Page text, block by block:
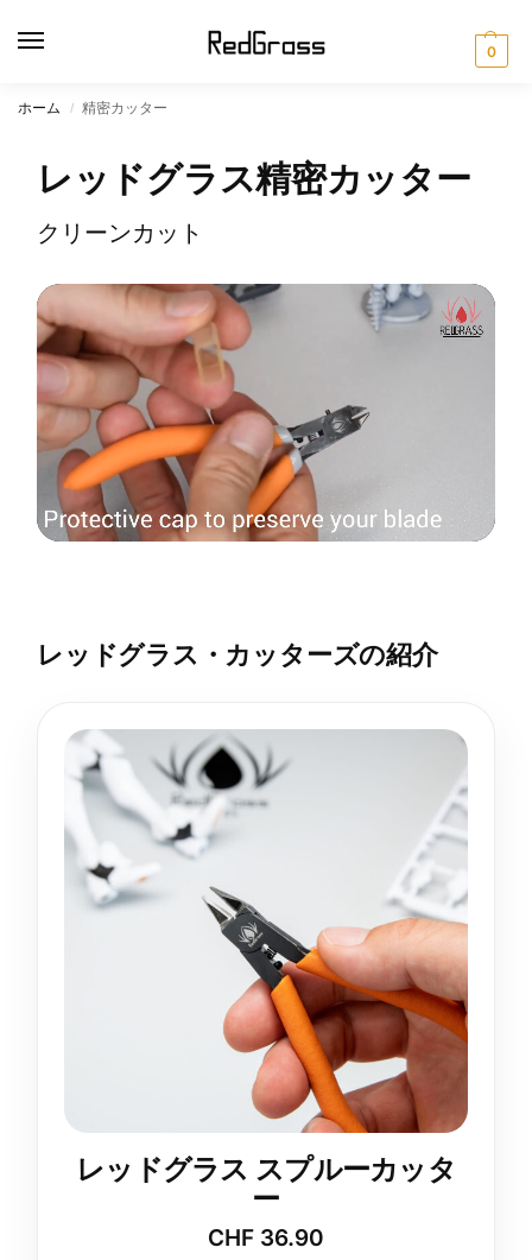
0
ホーム / 精密カッター
レッドグラス精密カッター
クリーンカット
レッドグラス・カッターズの紹介
レッドグラス スプルーカッタ
ー
CHF 36.90